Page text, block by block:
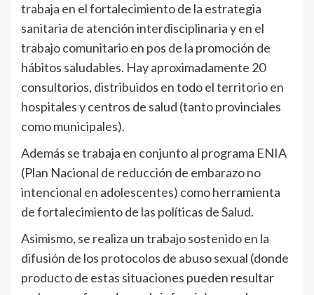
trabaja en el fortalecimiento de la estrategia
sanitaria de atención interdisciplinaria y en el
trabajo comunitario en pos de la promoción de
hábitos saludables. Hay aproximadamente 20
consultorios, distribuidos en todo el territorio en
hospitales y centros de salud (tanto provinciales
como municipales).
Además se trabaja en conjunto al programa ENIA
(Plan Nacional de reducción de embarazo no
intencional en adolescentes) como herramienta
de fortalecimiento de las políticas de Salud.
Asimismo, se realiza un trabajo sostenido en la
difusión de los protocolos de abuso sexual (donde
producto de estas situaciones pueden resultar